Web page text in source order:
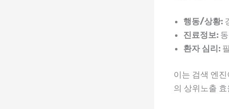
행동/상황:
진료정보:
환자 심리:
이는 검색 엔
의 상위노출